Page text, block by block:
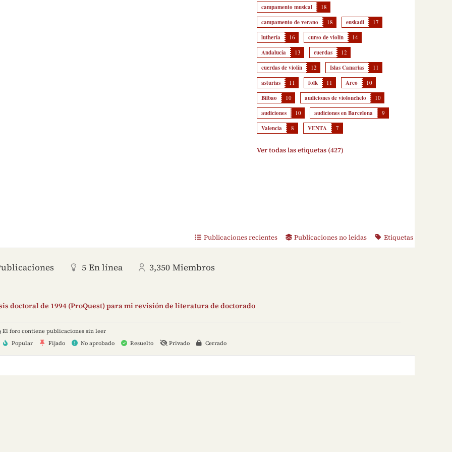
campamento musical 18
campamento de verano 18 euskadi 17
luthería 16 curso de violín 14
Andalucía 13 cuerdas 12
cuerdas de violín 12 Islas Canarias 11
asturias 11 folk 11 Arco 10
Bilbao 10 audiciones de violonchelo 10
audiciones 10 audiciones en Barcelona 9
Valencia 8 VENTA 7
Ver todas las etiquetas (427)
Publicaciones recientes Publicaciones no leídas Etiquetas
5 En línea 3,350 Miembros
doctoral de 1994 (ProQuest) para mi revisión de literatura de doctorado
El foro contiene publicaciones sin leer
Popular Fijado No aprobado Resuelto Privado Cerrado